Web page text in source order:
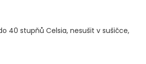
40 stupňů Celsia, nesušit v sušičce,